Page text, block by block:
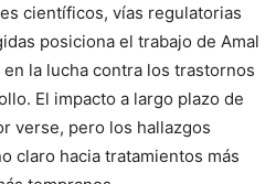
científicos, vías regulatorias
posiciona el trabajo de Amal
la lucha contra los trastornos
El impacto a largo plazo de
verse, pero los hallazgos
claro hacia tratamientos más